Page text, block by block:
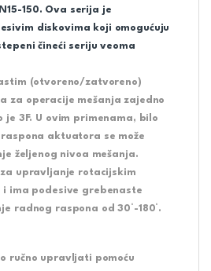
150. Ova serija je
diskovima koji omogućuju
čineći seriju veoma
(otvoreno/zatvoreno)
za operacije mešanja zajedno
je 3F. U ovim primenama, bilo
aktuatora se može
željenog nivoa mešanja.
za upravljanje rotacijskim
i ima podesive grebenaste
radnog raspona od 30°-180°.
ručno upravljati pomoću